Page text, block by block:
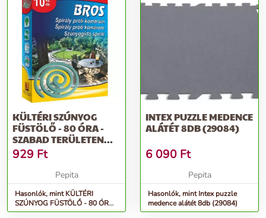
KÜLTÉRI SZÚNYOG
FÜSTÖLŐ - 80 ÓRA -
SZABAD TERÜLETEN
ALKALMAZHATÓ...
929 Ft
Pepita
Hasonlók, mint KÜLTÉRI
SZÚNYOG FÜSTÖLŐ - 80 ÓRA
- Szabad területen
INTEX PUZZLE MEDENCE
ALÁTÉT 8DB (29084)
6 090 Ft
Pepita
Hasonlók, mint Intex puzzle
medence alátét 8db (29084)